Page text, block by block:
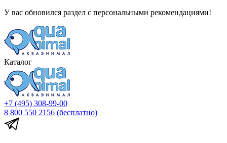
У вас обновился раздел с персональными рекомендациями!
Каталог
+7 (495) 308-99-00
8 800 550 2156 (бесплатно)